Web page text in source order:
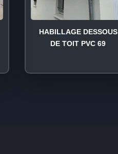
HABILLAGE DESSOUS
DE TOIT PVC 69